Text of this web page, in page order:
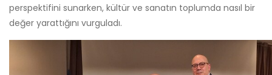
perspektifini sunarken, kültür ve sanatın toplumda nasıl bir
değer yarattığını vurguladı.